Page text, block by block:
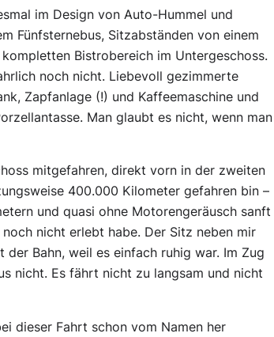
im Design von Auto-Hummel und
Fünfsternebus, Sitzabständen von einem
Bistrobereich im Untergeschoss.
noch nicht. Liebevoll gezimmerte
Zapfanlage (!) und Kaffeemaschine und
Man glaubt es nicht, wenn man
mitgefahren, direkt vorn in der zweiten
400.000 Kilometer gefahren bin –
und quasi ohne Motorengeräusch sanft
nicht erlebt habe. Der Sitz neben mir
Bahn, weil es einfach ruhig war. Im Zug
nicht. Es fährt nicht zu langsam und nicht
dieser Fahrt schon vom Namen her